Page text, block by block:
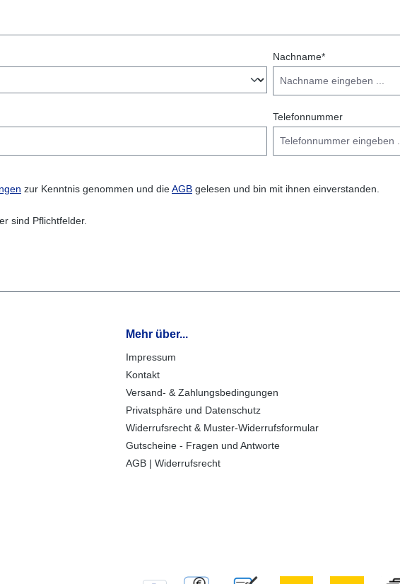
Motorrads so einfach und sicher wie nie zuvor. Jetzt bei
Halterung mit weiteren Zubehörteilen aus unserem
Nachname*
Telefonnummer
zur Kenntnis genommen und dieAGB gelesen und bin mit ihnen einverstanden.
sind Pflichtfelder.
Mehr über...
Impressum
Kontakt
Versand- & Zahlungsbedingungen
Privatsphäre und Datenschutz
Widerrufsrecht & Muster-Widerrufsformular
Gutscheine - Fragen und Antworte
AGB | Widerrufsrecht